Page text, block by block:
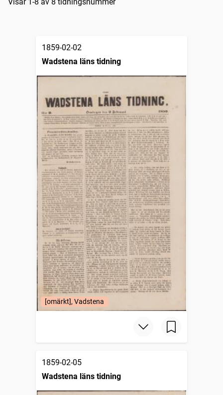
1859-02-02
Wadstena läns tidning
[omärkt], Vadstena
1859-02-05
Wadstena läns tidning